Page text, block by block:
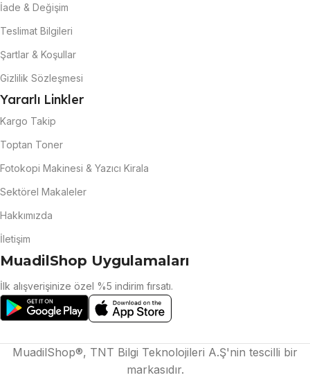
İade & Değişim
Teslimat Bilgileri
Şartlar & Koşullar
Gizlilik Sözleşmesi
Yararlı Linkler
Kargo Takip
Toptan Toner
Fotokopi Makinesi & Yazıcı Kirala
Sektörel Makaleler
Hakkımızda
İletişim
MuadilShop Uygulamaları
İlk alışverişinize özel %5 indirim fırsatı.
MuadilShop®, TNT Bilgi Teknolojileri A.Ş'nin tescilli bir
markasıdır.